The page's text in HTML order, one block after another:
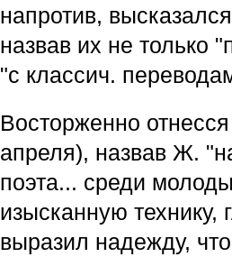
напротив,
назвав их не только
"с классич.
Восторженно
апреля), назвав Ж.
поэта... среди
изысканную технику,
выразил надежду,